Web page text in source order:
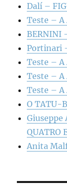
Dalí –
Teste – A
BERNINI
Portinari
Teste – A
Teste – A
Teste – A
O TATU-
Giuseppe
QUATRO
Anita